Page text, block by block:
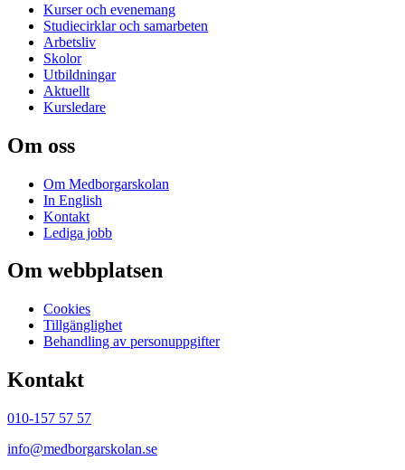
Kurser och evenemang
Studiecirklar och samarbeten
Arbetsliv
Skolor
Utbildningar
Aktuellt
Kursledare
Om oss
Om Medborgarskolan
In English
Kontakt
Lediga jobb
Om webbplatsen
Cookies
Tillgänglighet
Behandling av personuppgifter
Kontakt
010-157 57 57
info@medborgarskolan.se